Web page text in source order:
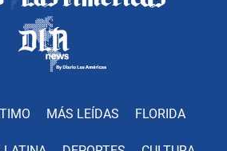
MÁS LEÍDAS FLORIDA